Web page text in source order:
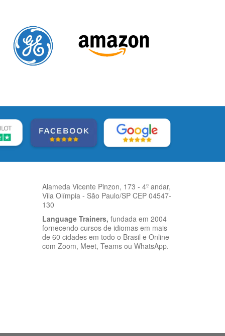
Alameda Vicente Pinzon, 173 - 4º andar,
Vila Olímpia - São Paulo/SP CEP 04547-
130
Language Trainers, fundada em 2004
fornecendo cursos de idiomas em mais
de 60 cidades em todo o Brasil e Online
com Zoom, Meet, Teams ou WhatsApp.